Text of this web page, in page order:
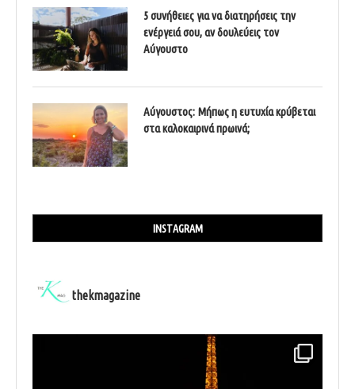
5 συνήθειες για να διατηρήσεις την
ενέργειά σου, αν δουλεύεις τον
Αύγουστο
Αύγουστος: Μήπως η ευτυχία κρύβεται
στα καλοκαιρινά πρωινά;
INSTAGRAM
thekmagazine